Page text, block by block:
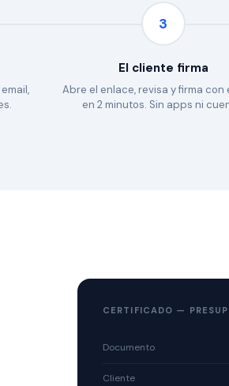
3
El cliente firma
Abre el enlace, revisa y firma con
en 2 minutos. Sin apps ni
CERTIFICADO —
Documento
Cliente